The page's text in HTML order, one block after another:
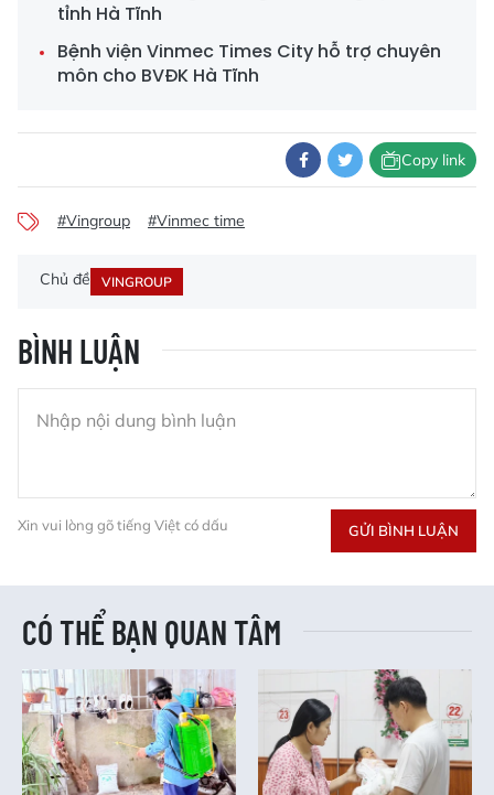
tỉnh Hà Tĩnh
Bệnh viện Vinmec Times City hỗ trợ chuyên
môn cho BVĐK Hà Tĩnh
Copy link
#Vingroup #Vinmec time
Chủ đề VINGROUP
BÌNH LUẬN
Xin vui lòng gõ tiếng Việt có dấu GỬI BÌNH LUẬN
CÓ THỂ BẠN QUAN TÂM